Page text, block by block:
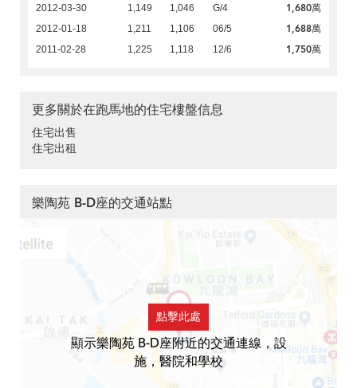
2012-03-30 1,149 1,046 G/4 1,680萬
2012-01-18 1,211 1,106 06/5 1,688萬
2011-02-28 1,225 1,118 12/6 1,750萬
更多關於在跑馬地的住宅樓盤信息
住宅出售
住宅出租
樂陶苑 B-D座的交通站點
點擊此處
顯示樂陶苑 B-D座附近的交通連線，設
施，醫院和學校